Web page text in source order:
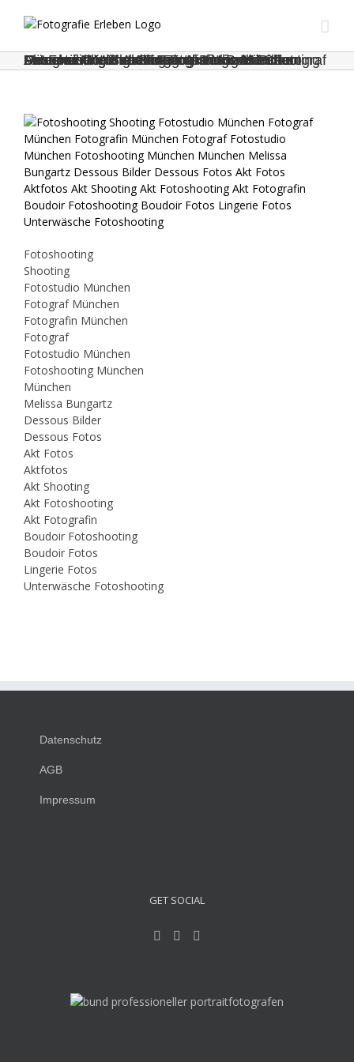
Inhalt
Fotoshooting Shooting Fotostudio München Fotograf München Fotografin München Fotograf Fotostudio München Fotoshooting München München Melissa Bungartz Dessous Bilder Dessous Fotos Akt Fotos Aktfotos Akt Shooting Akt Fotoshooting Akt Fotografin Boudoir Fotoshooting Boudoir Fotos Lingerie Fotos Unterwäsche Fotoshooting
Fotoshooting
Shooting
Fotostudio München
Fotograf München
Fotografin München
Fotograf
Fotostudio München
Fotoshooting München
München
Melissa Bungartz
Dessous Bilder
Dessous Fotos
Akt Fotos
Aktfotos
Akt Shooting
Akt Fotoshooting
Akt Fotografin
Boudoir Fotoshooting
Boudoir Fotos
Lingerie Fotos
Unterwäsche Fotoshooting
Datenschutz
AGB
Impressum
GET SOCIAL